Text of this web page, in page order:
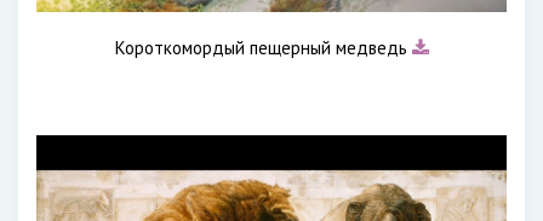
Короткомордый пещерный медведь